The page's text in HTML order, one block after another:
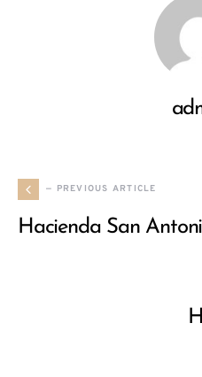
— PREVIOUS ARTICLE
Hacienda San